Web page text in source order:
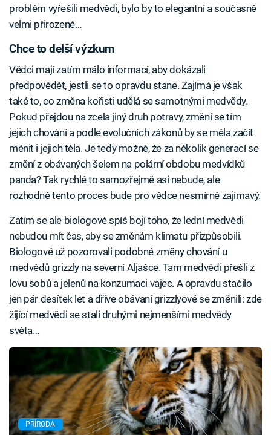
problém vyřešili medvědi, bylo by to elegantní a současně
velmi přirozené…
Chce to delší výzkum
Vědci mají zatím málo informací, aby dokázali
předpovědět, jestli se to opravdu stane. Zajímá je však
také to, co změna kořisti udělá se samotnými medvědy.
Pokud přejdou na zcela jiný druh potravy, změní se tím
jejich chování a podle evolučních zákonů by se měla začít
měnit i jejich těla. Je tedy možné, že za několik generací se
změní z obávaných šelem na polární obdobu medvídků
panda? Tak rychlé to samozřejmě asi nebude, ale
rozhodně tento proces bude pro vědce nesmírně zajímavý.
Zatím se ale biologové spíš bojí toho, že lední medvědi
nebudou mít čas, aby se změnám klimatu přizpůsobili.
Biologové už pozorovali podobné změny chování u
medvědů grizzly na severní Aljašce. Tam medvědi přešli z
lovu sobů a jelenů na konzumaci vajec. A opravdu stačilo
jen pár desítek let a dříve obávaní grizzlyové se změnili: zde
žijící medvědi se stali druhými nejmenšími medvědy
světa…
PŘÍRODA